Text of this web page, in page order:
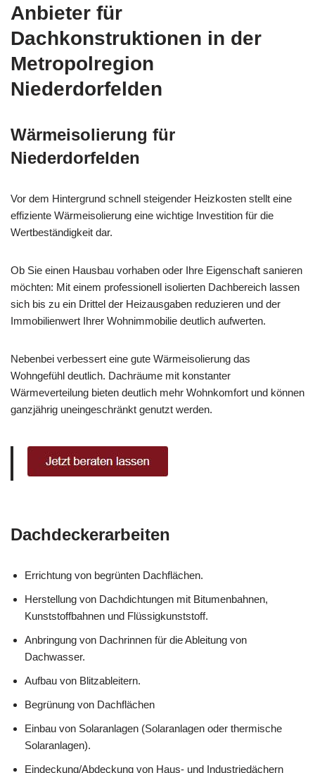
Anbieter für
Dachkonstruktionen in der
Metropolregion
Niederdorfelden
Wärmeisolierung für
Niederdorfelden
Vor dem Hintergrund schnell steigender Heizkosten stellt eine
effiziente Wärmeisolierung eine wichtige Investition für die
Wertbeständigkeit dar.
Ob Sie einen Hausbau vorhaben oder Ihre Eigenschaft sanieren
möchten: Mit einem professionell isolierten Dachbereich lassen
sich bis zu ein Drittel der Heizausgaben reduzieren und der
Immobilienwert Ihrer Wohnimmobilie deutlich aufwerten.
Nebenbei verbessert eine gute Wärmeisolierung das
Wohngefühl deutlich. Dachräume mit konstanter
Wärmeverteilung bieten deutlich mehr Wohnkomfort und können
ganzjährig uneingeschränkt genutzt werden.
Dachdeckerarbeiten
Errichtung von begrünten Dachflächen.
Herstellung von Dachdichtungen mit Bitumenbahnen,
Kunststoffbahnen und Flüssigkunststoff.
Anbringung von Dachrinnen für die Ableitung von
Dachwasser.
Aufbau von Blitzableitern.
Begrünung von Dachflächen
Einbau von Solaranlagen (Solaranlagen oder thermische
Solaranlagen).
Eindeckung/Abdeckung von Haus- und Industriedächern